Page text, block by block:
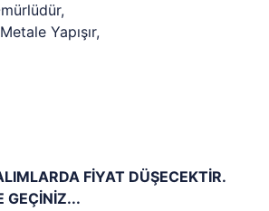
Yapışır,
FİYAT DÜŞECEKTİR.
GEÇİNİZ...